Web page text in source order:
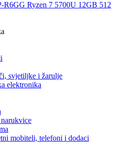
R6GG Ryzen 7 5700U 12GB 512
svjetiljke i žarulje
elektronika
mobiteli, telefoni i dodaci